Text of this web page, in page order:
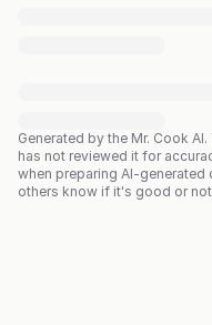
Generated by the Mr. Cook AI.
has not reviewed it for
when preparing AI-generated
others know if it's good or